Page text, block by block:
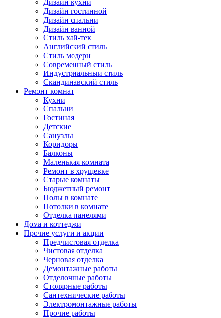
Дизайн кухни
Дизайн гостинной
Дизайн спальни
Дизайн ванной
Стиль хай-тек
Английский стиль
Стиль модерн
Современный стиль
Индустриальный стиль
Скандинавский стиль
Ремонт комнат
Кухни
Спальни
Гостиная
Детские
Санузлы
Коридоры
Балконы
Маленькая комната
Ремонт в хрущевке
Старые комнаты
Бюджетный ремонт
Полы в комнате
Потолки в комнате
Отделка панелями
Дома и коттеджи
Прочие услуги и акции
Предчистовая отделка
Чистовая отделка
Черновая отделка
Демонтажные работы
Отделочные работы
Столярные работы
Сантехнические работы
Электромонтажные работы
Прочие работы